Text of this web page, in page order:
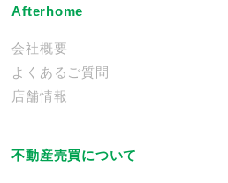
Afterhome
会社概要
よくあるご質問
店舗情報
不動産売買について